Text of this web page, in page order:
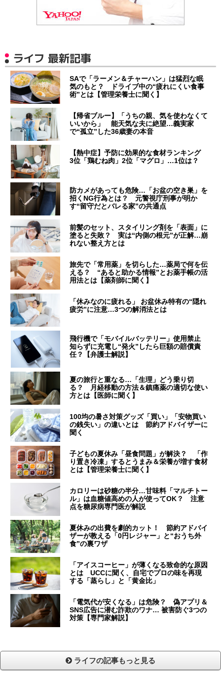
ライフ 最新記事
SAで「ラーメン＆チャーハン」は猛烈な眠
気のもと？ ドライブ中の“疲れにくい食事
術”とは【管理栄養士に聞く】
【帰省ブルー】「うちの親、気を使わなくて
いいから」 能天気な夫に絶望…義実家
で“孤立”した36歳妻の本音
【熱中症】予防に効果的な食材ランキング
3位「鶏むね肉」2位「マグロ」…1位は？
防カメがあっても危険…「お盆の空き巣」を
招くNG行為とは？ 元警視庁刑事が明か
す“留守だとバレる家”の共通点
前髪のセット、スタイリング剤を「表面」に
塗ると失敗？ 実は“内側の根元”が正解…崩
れない整え方とは
旅先で「常用薬」を切らした…薬局で何を伝
える？ “あると助かる情報”とお薬手帳の活
用法とは【薬剤師に聞く】
「休みなのに疲れる」 お盆休み特有の“隠れ
疲労”に注意…3つの解消法とは
飛行機で「モバイルバッテリー」使用禁止
知らずに充電し“発火”したら巨額の賠償責
任？【弁護士解説】
夏の旅行と重なる…「生理」どう乗り切
る？ 月経移動の方法＆鎮痛薬の適切な使い
方とは【医師に聞く】
100均の暑さ対策グッズ「買い」「安物買い
の銭失い」の違いとは 節約アドバイザーに
聞く
子どもの夏休み「昼食問題」が解決？ 「作
り置き冷凍」するとうまみ＆栄養が増す食材
とは【管理栄養士に聞く】
カロリーは砂糖の半分…甘味料「マルチトー
ル」は血糖値高めの人が使ってOK？ 注意
点を糖尿病専門医が解説
夏休みの出費を劇的カット！ 節約アドバイ
ザーが教える「0円レジャー」と“おうち外
食”の裏ワザ
「アイスコーヒー」が薄くなる致命的な原因
とは UCCに聞く、自宅でプロの味を再現
する「蒸らし」と「黄金比」
「電気代が安くなる」は危険？ 偽アプリ＆
SNS広告に潜む詐欺のワナ… 被害防ぐ3つの
対策【専門家解説】
ライフの記事もっと見る